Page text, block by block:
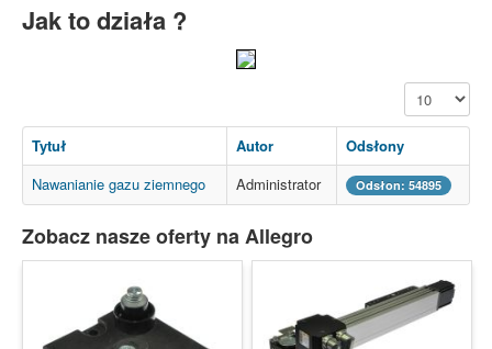
Jak to działa ?
Pokaż #
Tytuł Autor
Odsłony
Nawanianie gazu ziemnego
Administrator Odsłon: 54895
Zobacz nasze oferty na Allegro